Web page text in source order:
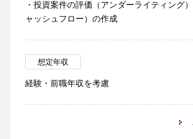
・投資案件の評価（アンダーライティング
ャッシュフロー）の作成
想定年収
経験・前職年収を考慮